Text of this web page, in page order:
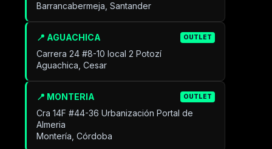
Barrancabermeja, Santander
📍 AGUACHICA OUTLET
Carrera 24 #8-10 local 2 Potozí
Aguachica, Cesar
📍 MONTERIA OUTLET
Cra 14F #44-36 Urbanización Portal de
Almeria
Montería, Córdoba